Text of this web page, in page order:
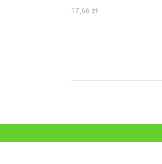
17,66 zł